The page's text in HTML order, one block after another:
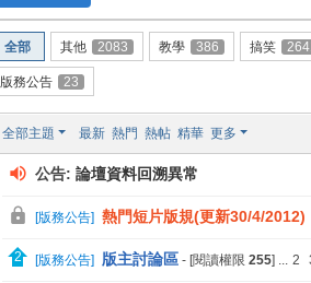
全部 其他 2083 教學 386 搞笑
版務公告 23
全部主題 最新 熱門 熱帖 精華 更多
公告: 論壇資料回溯異常
[版務公告] 熱門短片版規(更新30/4/2012)
[版務公告] 版主討論區 - [閱讀權限 255] ... 2